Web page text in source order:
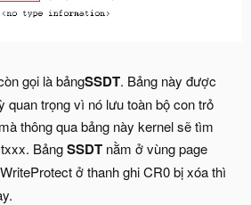
gọi là bảngSSDT. Bảng này được
quan trọng vì nó lưu toàn bộ con trỏ
thông qua bảng này kernel sẽ tìm
BảngSSDT nằm ở vùng page
ở thanh ghi CR0 bị xóa thì